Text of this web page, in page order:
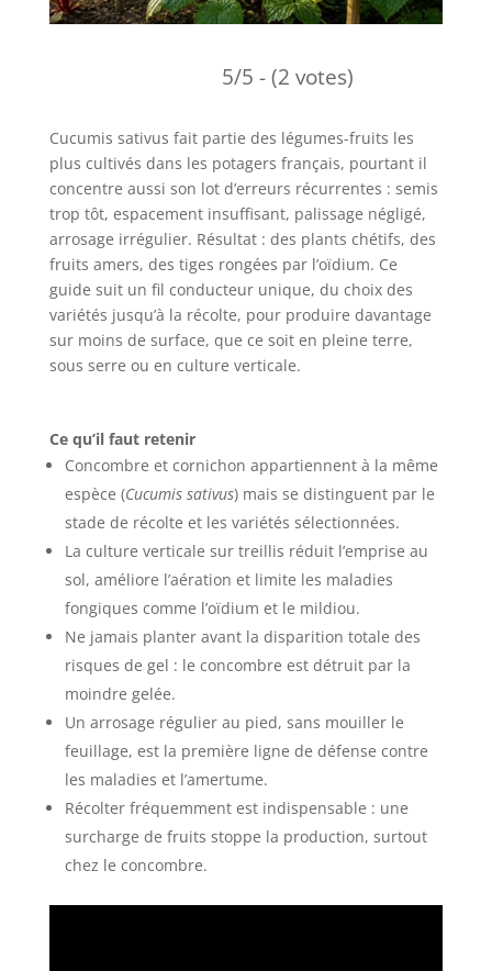
5/5 - (2 votes)
Cucumis sativus fait partie des légumes-fruits les
plus cultivés dans les potagers français, pourtant il
concentre aussi son lot d’erreurs récurrentes : semis
trop tôt, espacement insuffisant, palissage négligé,
arrosage irrégulier. Résultat : des plants chétifs, des
fruits amers, des tiges rongées par l’oïdium. Ce
guide suit un fil conducteur unique, du choix des
variétés jusqu’à la récolte, pour produire davantage
sur moins de surface, que ce soit en pleine terre,
sous serre ou en culture verticale.
Ce qu’il faut retenir
Concombre et cornichon appartiennent à la même
espèce (Cucumis sativus) mais se distinguent par le
stade de récolte et les variétés sélectionnées.
La culture verticale sur treillis réduit l’emprise au
sol, améliore l’aération et limite les maladies
fongiques comme l’oïdium et le mildiou.
Ne jamais planter avant la disparition totale des
risques de gel : le concombre est détruit par la
moindre gelée.
Un arrosage régulier au pied, sans mouiller le
feuillage, est la première ligne de défense contre
les maladies et l’amertume.
Récolter fréquemment est indispensable : une
surcharge de fruits stoppe la production, surtout
chez le concombre.